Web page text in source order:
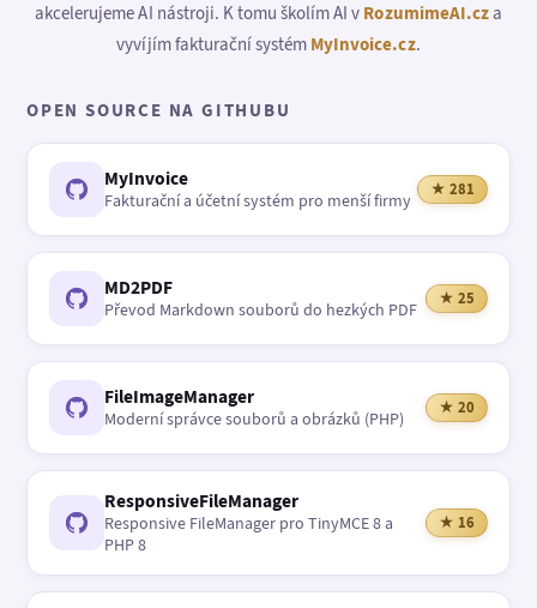
akcelerujeme AI nástroji. K tomu školím AI v RozumimeAI.cza
vyvíjím fakturační systém MyInvoice.cz.
OPEN SOURCE NA GITHUBU
MyInvoice
Fakturační a účetní systém pro menší firmy
★ 281
MD2PDF
Převod Markdown souborů do hezkých PDF
★ 25
FileImageManager
Moderní správce souborů a obrázků (PHP)
★ 20
ResponsiveFileManager
Responsive FileManager pro TinyMCE 8 a
PHP 8
★ 16